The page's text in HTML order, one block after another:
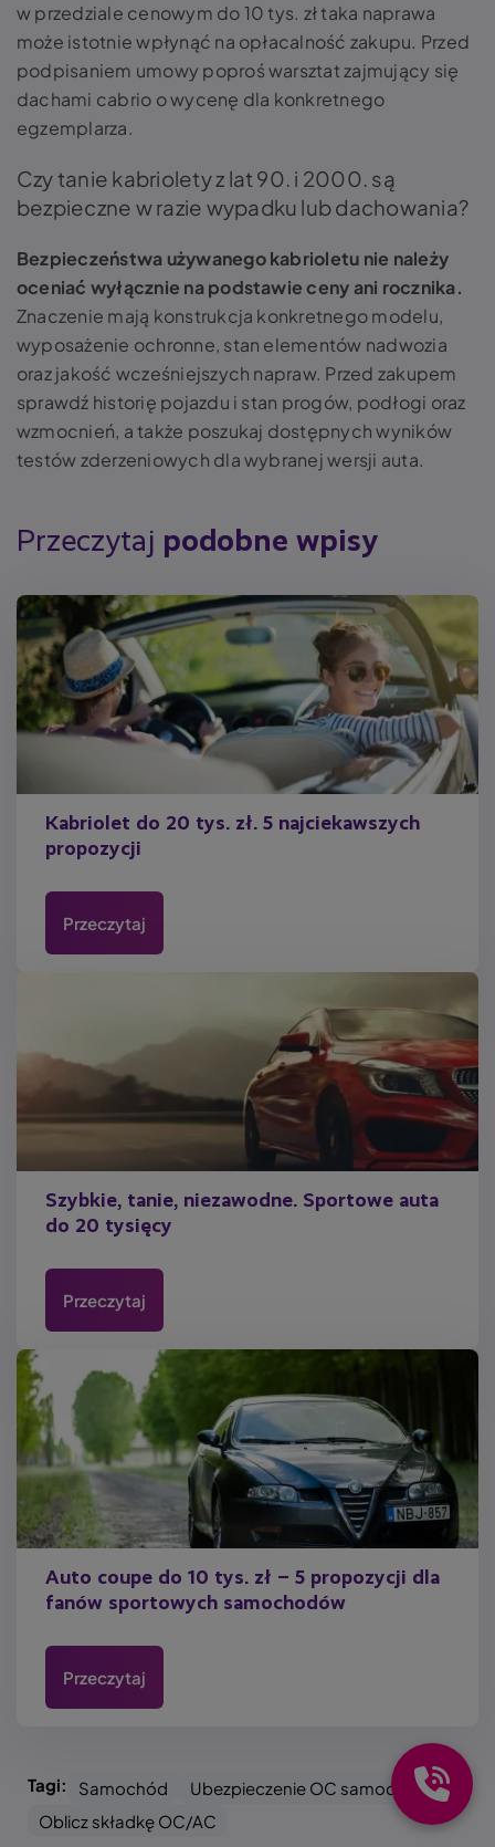
w przedziale cenowym do 10 tys. zł taka naprawa
może istotnie wpłynąć na opłacalność zakupu. Przed
podpisaniem umowy poproś warsztat zajmujący się
dachami cabrio o wycenę dla konkretnego
egzemplarza.
Czy tanie kabriolety z lat 90. i 2000. są
bezpieczne w razie wypadku lub dachowania?
Bezpieczeństwa używanego kabrioletu nie należy
oceniać wyłącznie na podstawie ceny ani rocznika.
Znaczenie mają konstrukcja konkretnego modelu,
wyposażenie ochronne, stan elementów nadwozia
oraz jakość wcześniejszych napraw. Przed zakupem
sprawdź historię pojazdu i stan progów, podłogi oraz
wzmocnień, a także poszukaj dostępnych wyników
testów zderzeniowych dla wybranej wersji auta.
Przeczytaj podobne wpisy
Kabriolet do 20 tys. zł. 5 najciekawszych
propozycji
Przeczytaj
Szybkie, tanie, niezawodne. Sportowe auta
do 20 tysięcy
Przeczytaj
Auto coupe do 10 tys. zł – 5 propozycji dla
fanów sportowych samochodów
Przeczytaj
Tagi: Samochód
Ubezpieczenie OC samochodu
Oblicz składkę OC/AC